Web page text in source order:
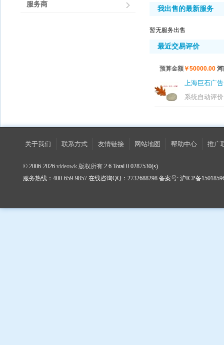
服务商
我出售的最新服务
暂无服务出售
最近交易评价
预算金额￥50000.00
上海巨石广告
系统自动评价
关于我们 联系方式 友情链接 网站地图 帮助中心 推广
© 2006-2026 videowk 版权所有 2.6 Total 0.0287530(s)
服务热线：400-659-9857 在线咨询QQ：2732688298 备案号: 沪ICP备